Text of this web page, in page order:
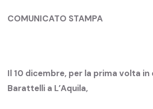
COMUNICATO STAMPA
Il 10 dicembre, per la prima volta
Barattelli a L’Aquila,